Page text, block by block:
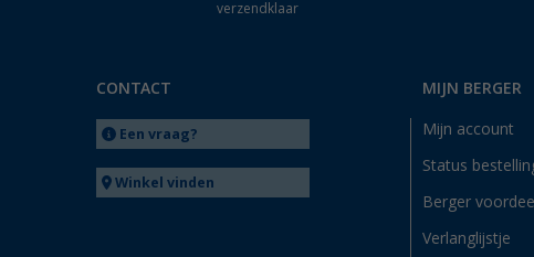
verzendklaar
CONTACT
Een vraag?
Winkel vinden
MIJN BERGER
Mijn account
Status
Berger
Verlanglijstje